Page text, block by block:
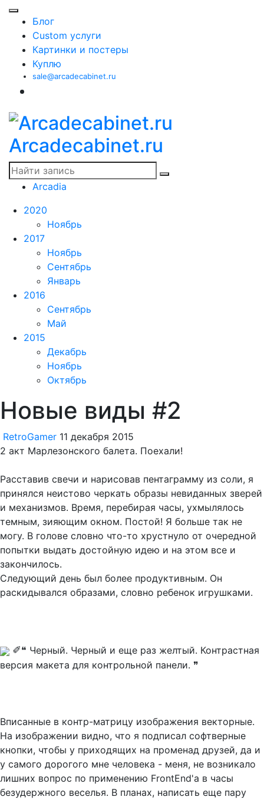
Блог
Custom услуги
Картинки и постеры
Куплю
sale@arcadecabinet.ru
Arcadecabinet.ru
Arcadia
2020
Ноябрь
2017
Ноябрь
Сентябрь
Январь
2016
Сентябрь
Май
2015
Декабрь
Ноябрь
Октябрь
Новые виды #2
RetroGamer 11 декабря 2015
2 акт Марлезонского балета. Поехали!
Расставив свечи и нарисовав пентаграмму из соли, я
принялся неистово черкать образы невиданных зверей
и механизмов. Время, перебирая часы, ухмылялось
темным, зияющим окном. Постой! Я больше так не
могу. В голове словно что-то хрустнуло от очередной
попытки выдать достойную идею и на этом все и
закончилось.
Следующий день был более продуктивным. Он
раскидывался образами, словно ребенок игрушками.
✐❝ Черный. Черный и еще раз желтый. Контрастная
версия макета для контрольной панели. ❞
Вписанные в контр-матрицу изображения векторные.
На изображении видно, что я подписал софтверные
кнопки, чтобы у приходящих на променад друзей, да и
у самого дорогого мне человека - меня, не возникало
лишних вопрос по применению FrontEnd'a в часы
безудержного веселья. В планах, написать еще пару